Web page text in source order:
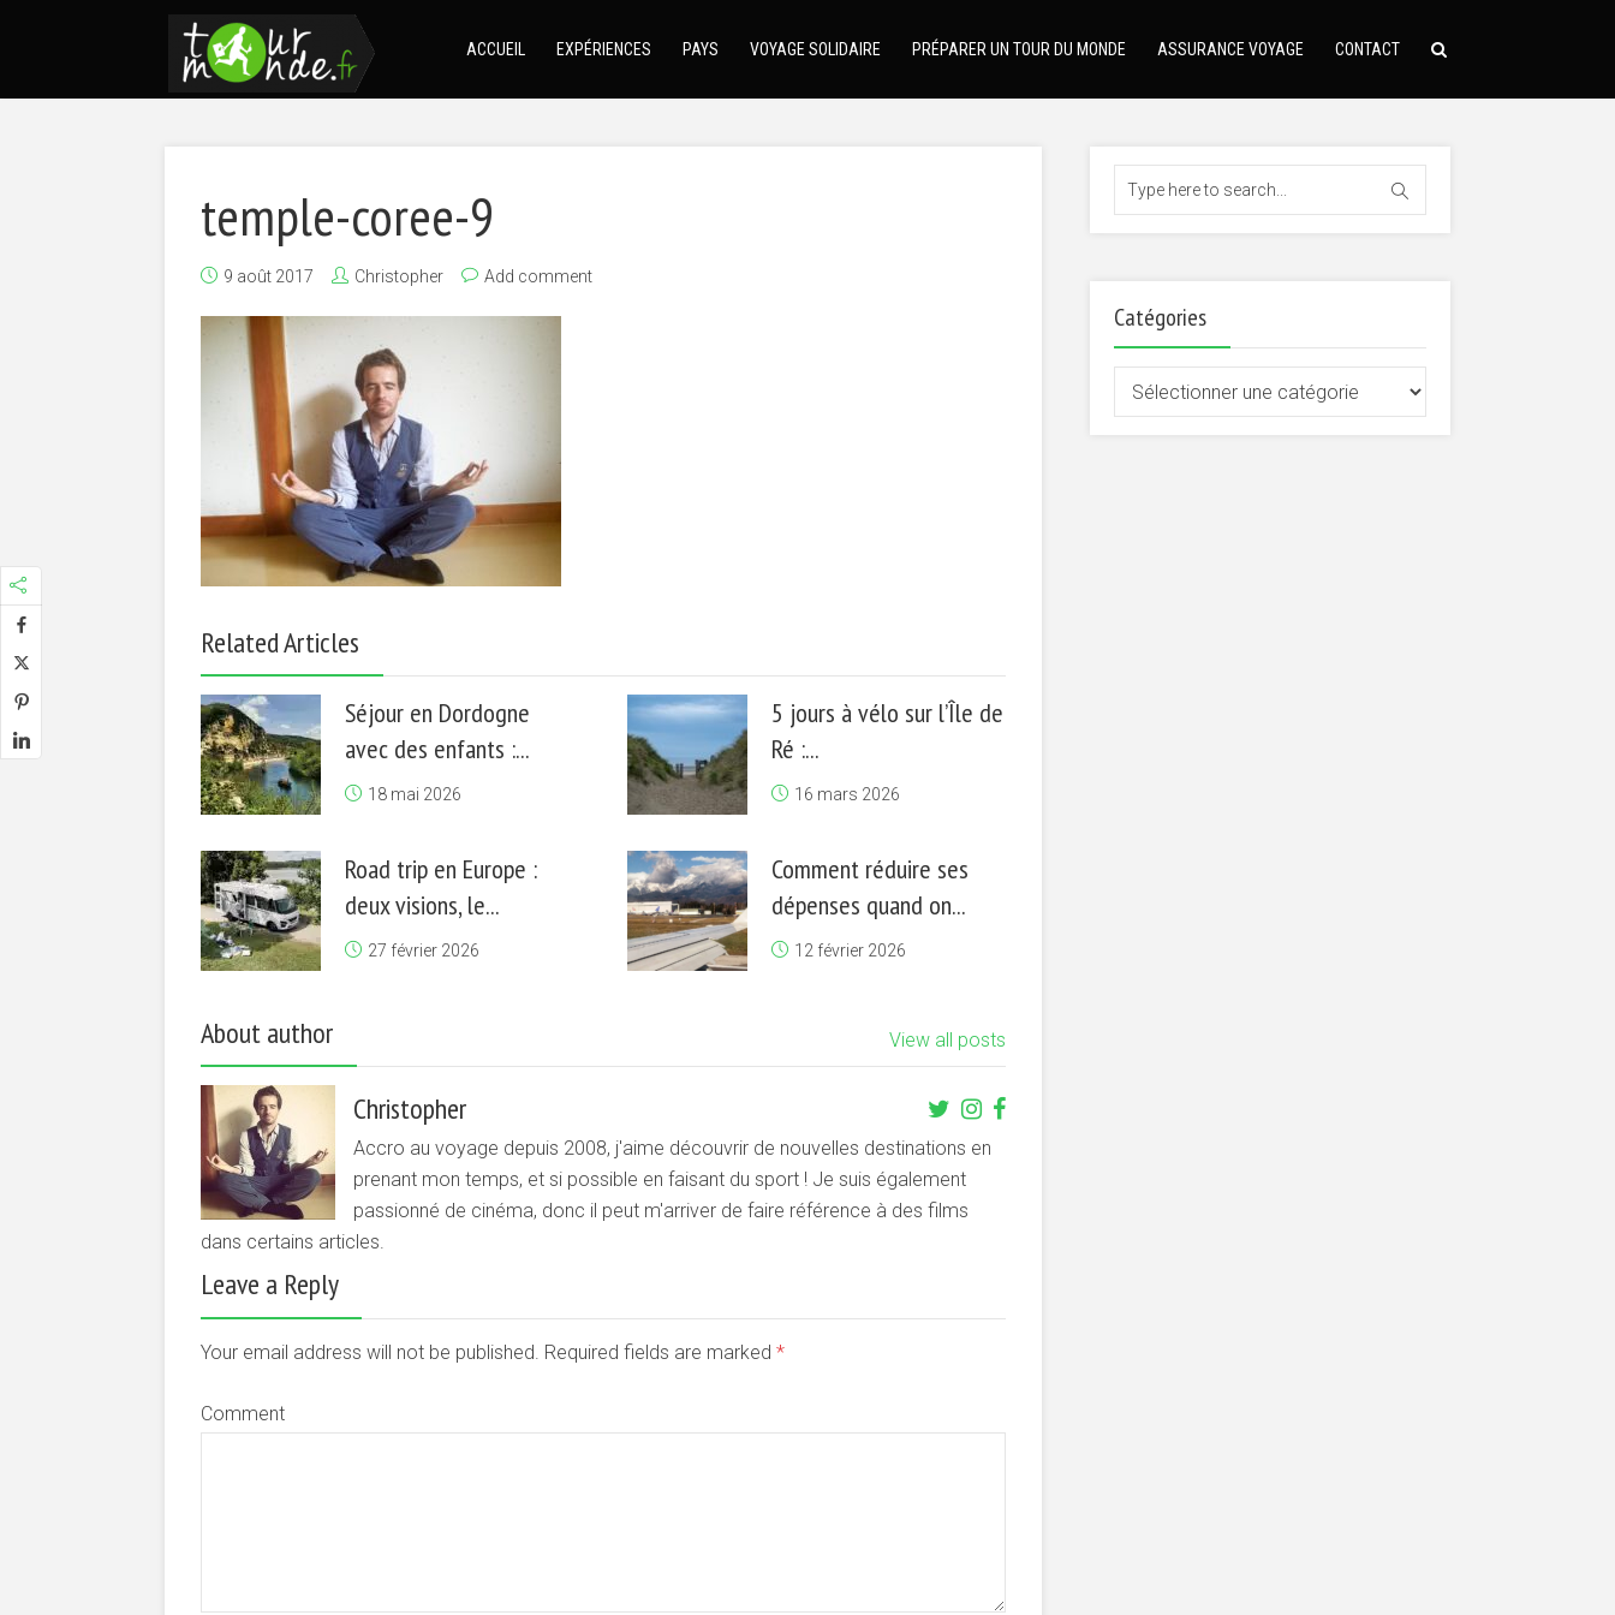
ACCUEIL EXPÉRIENCES PAYS VOYAGE SOLIDAIRE PRÉPARER UN TOUR DU MONDE ASSURANCE VOYAGE CONTACT
temple-coree-9
9 août 2017 Christopher Add comment
Related Articles
Séjour en Dordogne
avec des enfants :...
18 mai 2026
5 jours à vélo sur l’Île de
Ré :...
16 mars 2026
Road trip en Europe :
deux visions, le...
27 février 2026
Comment réduire ses
dépenses quand on...
12 février 2026
About author View all posts
Christopher
Accro au voyage depuis 2008, j'aime découvrir de nouvelles destinations en
prenant mon temps, et si possible en faisant du sport ! Je suis également
passionné de cinéma, donc il peut m'arriver de faire référence à des films
dans certains articles.
Leave a Reply
Your email address will not be published. Required fields are marked *
Comment
Catégories